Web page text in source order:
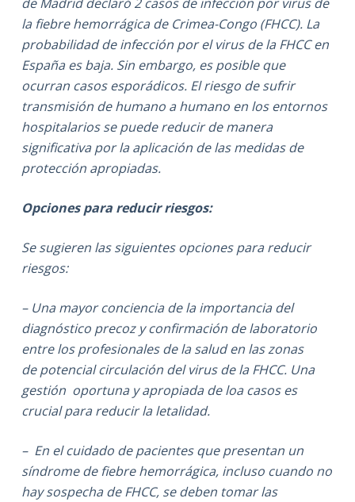
la fiebre hemorrágica de Crimea-Congo (FHCC). La
probabilidad de infección por el virus de la FHCC en
España es baja. Sin embargo, es posible que
ocurran casos esporádicos. El riesgo de sufrir
transmisión de humano a humano en los entornos
hospitalarios se puede reducir de manera
significativa por la aplicación de las medidas de
protección apropiadas.
Opciones para reducir riesgos:
Se sugieren las siguientes opciones para reducir
riesgos:
– Una mayor conciencia de la importancia del
diagnóstico precoz y confirmación de laboratorio
entre los profesionales de la salud en las zonas
de potencial circulación del virus de la FHCC. Una
gestión oportuna y apropiada de loa casos es
crucial para reducir la letalidad.
– En el cuidado de pacientes que presentan un
síndrome de fiebre hemorrágica, incluso cuando no
hay sospecha de FHCC, se deben tomar las